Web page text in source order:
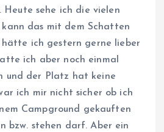
Heute sehe ich die vielen
das mit dem Schatten
hätte ich gestern gerne lieber
ich aber noch einmal
und der Platz hat keine
ich mir nicht sicher ob ich
Campground gekauften
bzw. stehen darf. Aber ein